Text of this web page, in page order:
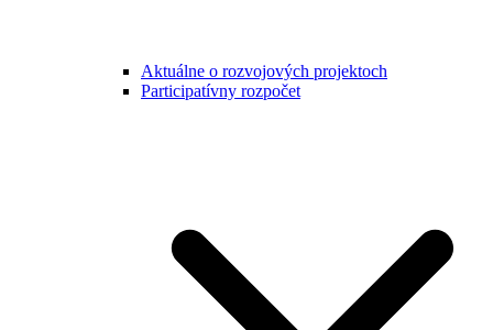
Aktuálne o rozvojových projektoch
Participatívny rozpočet